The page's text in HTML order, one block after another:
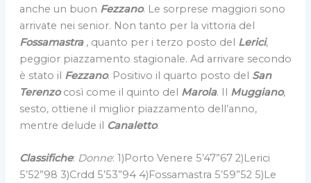
anche un buon Fezzano. Le sorprese maggiori sono
arrivate nei senior. Non tanto per la vittoria del
Fossamastra, quanto per i terzo posto del Lerici,
peggior piazzamento stagionale. Ad arrivare secondo
è stato il Fezzano. Positivo il quarto posto del San
Terenzocosì come il quinto del Marola. Il Muggiano,
sesto, ottiene il miglior piazzamento dell’anno,
mentre delude il Canaletto.
Classifiche: Donne: 1)Porto Venere 5’47”67 2)Lerici
5’52”98 3)Crdd 5’53”94 4)Fossamastra 5’59”52 5)Le